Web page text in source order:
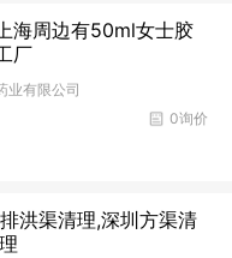
海周边有50ml女士胶
厂
业有限公司
0询价
洪渠清理,深圳方渠清